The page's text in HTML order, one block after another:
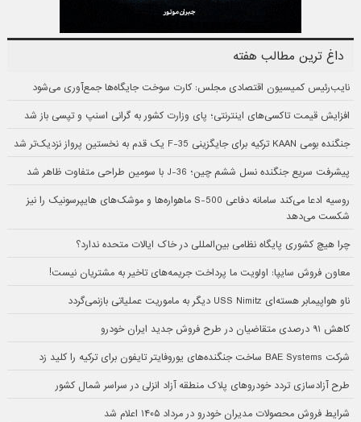
داغ ترین مطالب هفته
نایب‌رئیس کمیسیون اقتصادی مجلس: کارت سوخت جایگاه‌ها جمع‌آوری می‌شود
افزایش قیمت تاکسی‌های اینترنتی؛ پای وزارت کشور به گرانی اسنپ و تپسی باز شد
جنگنده بومی KAAN ترکیه برای جایگزینی F-35 یک قدم به نخستین پرواز نزدیک‌تر شد
پیشرفت سریع جنگنده نسل ششم چین؛ J-36 با سومین طراحی متفاوت ظاهر شد
روسیه ادعا می‌کند سامانه دفاعی S-500 ماهواره‌ها و موشک‌های هایپرسونیک را نیز
شکست می‌دهد
چرا هیچ کشوری پایگاه نظامی بین‌المللی در خاک ایالات متحده ندارد؟
معاون فروش سایپا: اولویت ما پرداخت جریمه‌های تاخیر به مشتریان نیست!
ناو هواپیمابر هسته‌ای USS Nimitz دیگر به ماموریت عملیاتی بازنمی‌گردد
کاهش ۹۱ درصدی متقاضیان در طرح فروش جدید ایران خودرو
شرکت BAE Systems ساخت جنگنده‌های یوروفایتر تایفون برای ترکیه را کلید زد
طرح آزادسازی تردد خودروهای پلاک منطقه آزاد انزلی در سراسر شمال کشور
شرایط فروش محصولات مدیران خودرو در مرداد ۱۴۰۵ اعلام شد